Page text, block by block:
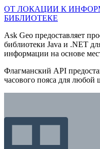
ОТ ЛОКАЦИИ К
БИБЛИОТЕКЕ
Ask Geo предоставляет
библиотеки Java и .NET
информации на основе
Флагманский API
часового пояса для